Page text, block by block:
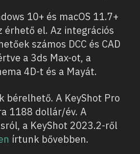
10+ és macOS 11.7+
érhető el. Az integrációs
számos DCC és CAD
a 3ds Max-ot, a
4D-t és a Mayát.
bérelhető. A KeyShot Pro
1188 dollár/év. A
a KeyShot 2023.2-ről
írtunk bővebben.